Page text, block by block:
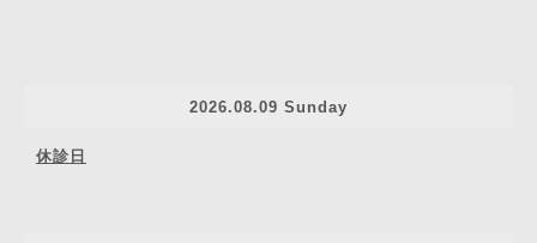
2026.08.09 Sunday
休診日